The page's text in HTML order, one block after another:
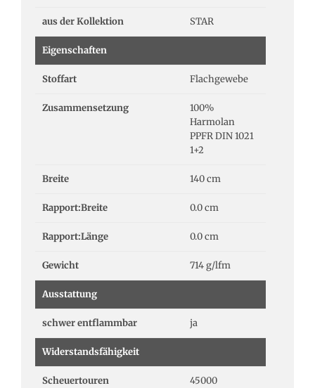
aus der Kollektion STAR
Eigenschaften
Stoffart Flachgewebe
Zusammensetzung
100%
Harmolan
PPFR DIN 1021
1+2
Breite 140 cm
Rapport:Breite 0.0 cm
Rapport:Länge 0.0 cm
Gewicht 714 g/lfm
Ausstattung
schwer entflammbar ja
Widerstandsfähigkeit
Scheuertouren
45000